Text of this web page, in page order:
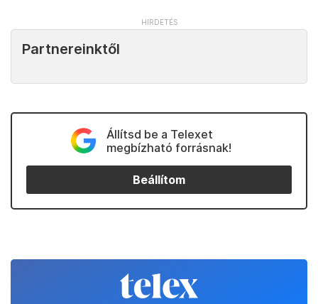
Partnereinktől
Állítsd be a Telexet
megbízható forrásnak!
Beállítom